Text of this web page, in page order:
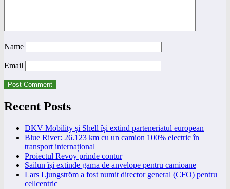
Name
Email
Recent Posts
DKV Mobility și Shell își extind parteneriatul european
Blue River: 26.123 km cu un camion 100% electric în
transport internațional
Proiectul Revoy prinde contur
Sailun își extinde gama de anvelope pentru camioane
Lars Ljungström a fost numit director general (CFO) pentru
cellcentric